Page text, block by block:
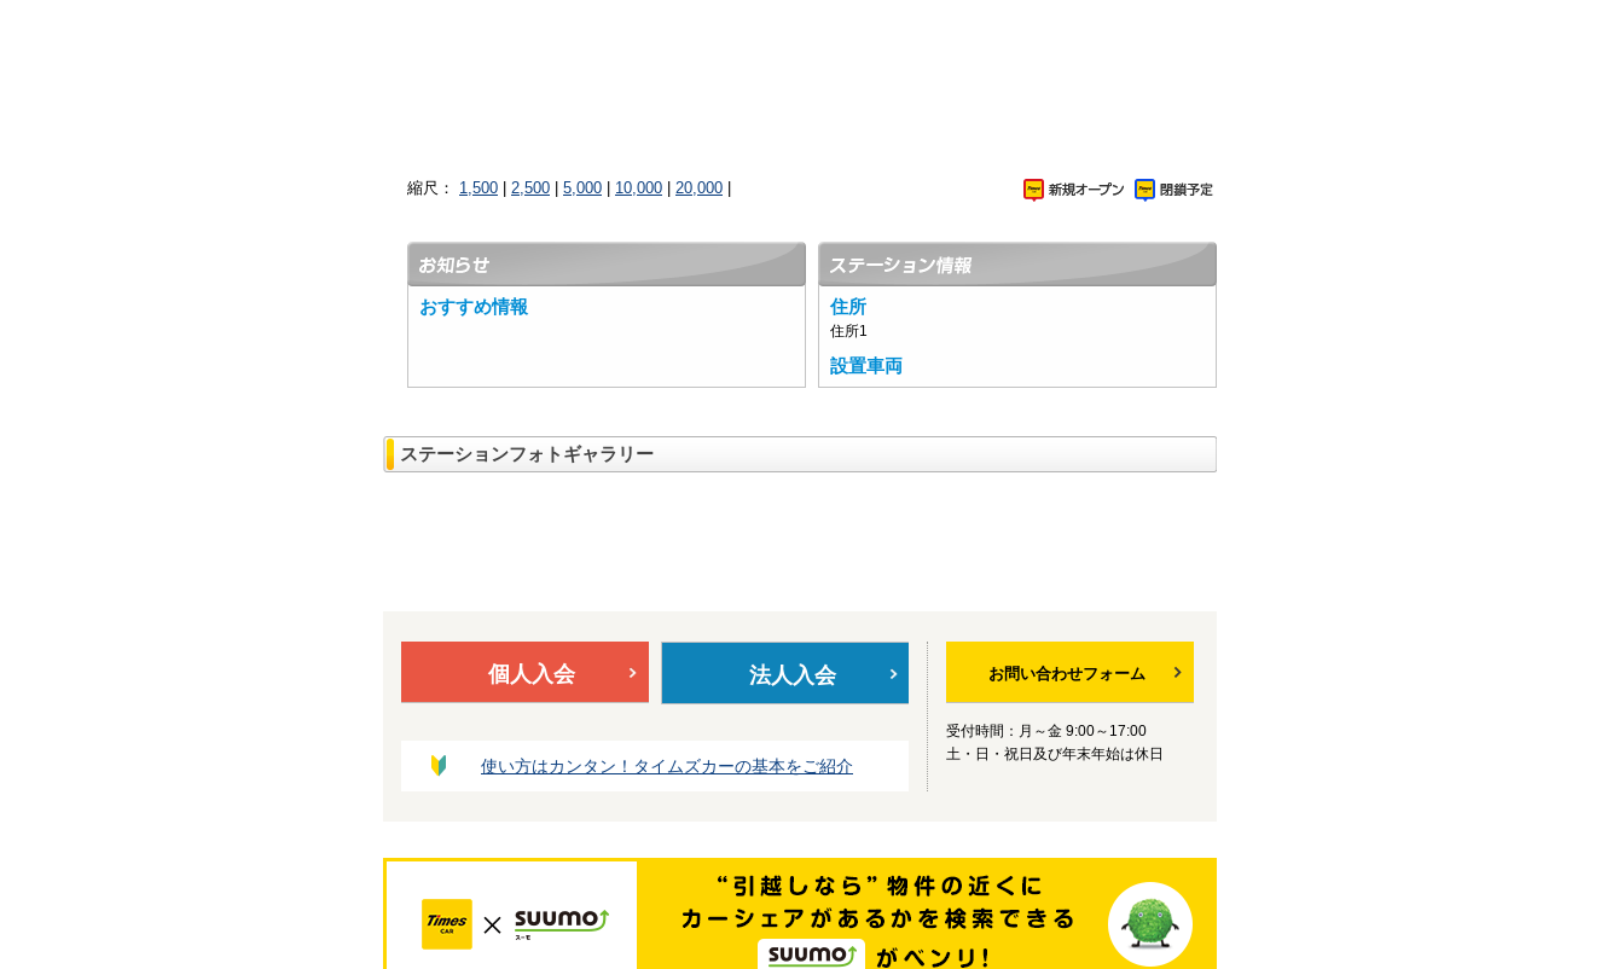
縮尺： 1,500 2,500 5,000 10,000 20,000
おすすめ情報 住所
住所1
設置車両
ステーションフォトギャラリー
個人入会 法人入会
使い方はカンタン！タイムズカーの基本をご紹介
お問い合わせフォーム
受付時間：月～金 9:00～17:00
土・日・祝日及び年末年始は休日